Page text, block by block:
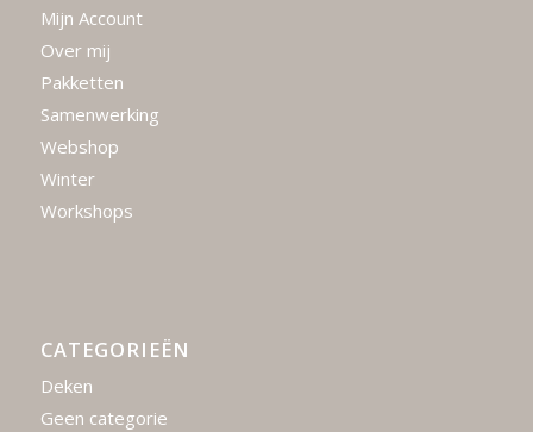
Mijn Account
Over mij
Pakketten
Samenwerking
Webshop
Winter
Workshops
CATEGORIEËN
Deken
Geen categorie